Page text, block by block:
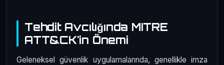
Tehdit Avcılığında MITRE
ATT&CK'in Önemi
Geleneksel güvenlik uygulamalarında, genellikle imza